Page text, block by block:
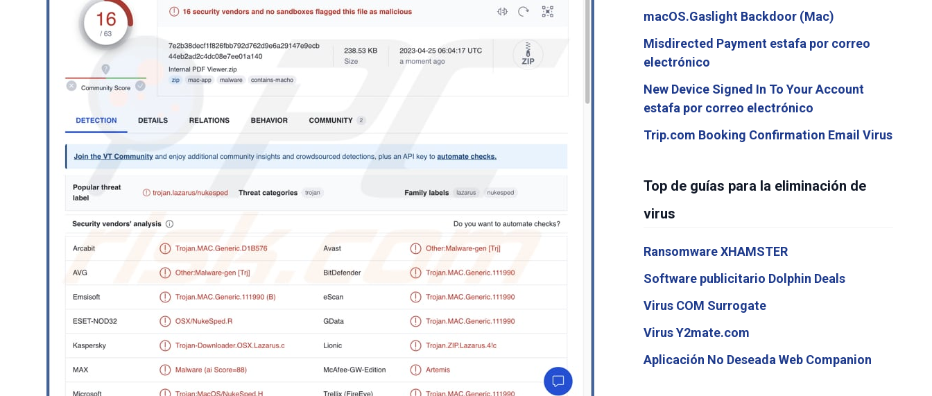
macOS.Gaslight Backdoor (Mac)
Misdirected Payment estafa por correo
electrónico
New Device Signed In To Your Account
estafa por correo electrónico
Trip.com Booking Confirmation Email Virus
Top de guías para la eliminación de
virus
Ransomware XHAMSTER
Software publicitario Dolphin Deals
Virus COM Surrogate
Virus Y2mate.com
Aplicación No Deseada Web Companion